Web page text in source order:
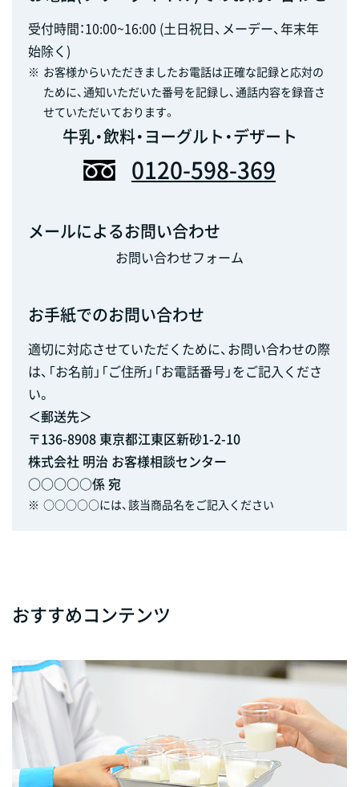
受付時間：10:00~16:00 (土日祝日、メーデー、年末年
始除く)
※ お客様からいただきましたお電話は正確な記録と応対の
ために、通知いただいた番号を記録し、通話内容を録音さ
せていただいております。
牛乳・飲料・ヨーグルト・デザート
0120-598-369
メールによるお問い合わせ
お問い合わせフォーム
お手紙でのお問い合わせ
適切に対応させていただくために、お問い合わせの際
は、「お名前」「ご住所」「お電話番号」をご記入くださ
い。
＜郵送先＞
〒136-8908 東京都江東区新砂1-2-10
株式会社 明治 お客様相談センター
○○○○○係 宛
※ ○○○○○には、該当商品名をご記入ください
おすすめコンテンツ